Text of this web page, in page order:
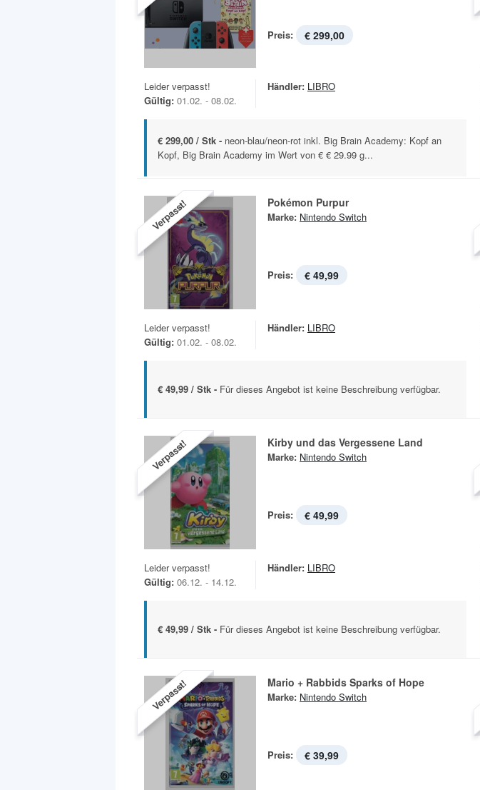
Preis: € 299,00
Leider verpasst!
Gültig: 01.02. - 08.02.
Händler: LIBRO
€ 299,00 / Stk - neon-blau/neon-rot inkl. Big Brain Academy: Kopf an
Kopf, Big Brain Academy im Wert von € € 29.99 g...
Verpasst! Pokémon Purpur
Marke: Nintendo Switch
Preis: € 49,99
Leider verpasst!
Gültig: 01.02. - 08.02.
Händler: LIBRO
€ 49,99 / Stk - Für dieses Angebot ist keine Beschreibung verfügbar.
Verpasst! Kirby und das Vergessene Land
Marke: Nintendo Switch
Preis: € 49,99
Leider verpasst!
Gültig: 06.12. - 14.12.
Händler: LIBRO
€ 49,99 / Stk - Für dieses Angebot ist keine Beschreibung verfügbar.
Verpasst! Mario + Rabbids Sparks of Hope
Marke: Nintendo Switch
Preis: € 39,99